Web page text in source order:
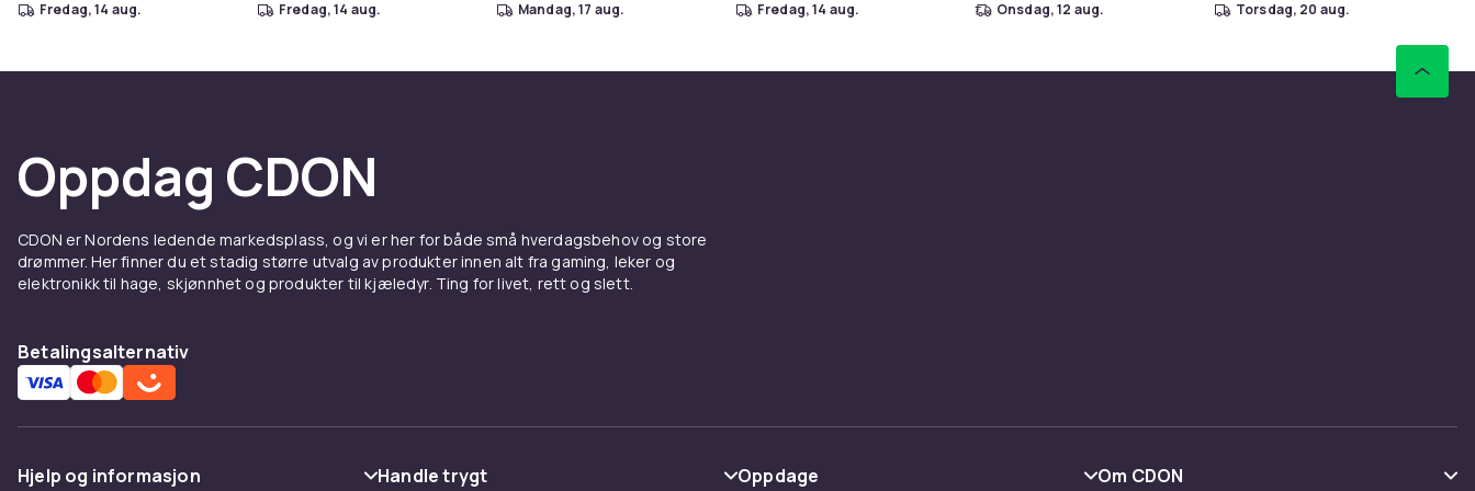
fredag, 14 aug. fredag, 14 aug. mandag, 17 aug. fredag, 14 aug. onsdag, 12 aug. torsdag, 20 aug.
Oppdag CDON
CDON er Nordens ledende markedsplass, og vi er her for både små hverdagsbehov og store
drømmer. Her finner du et stadig større utvalg av produkter innen alt fra gaming, leker og
elektronikk til hage, skjønnhet og produkter til kjæledyr. Ting for livet, rett og slett.
Betalingsalternativ
Hjelp og informasjon Handle trygt Oppdage
Om CDON